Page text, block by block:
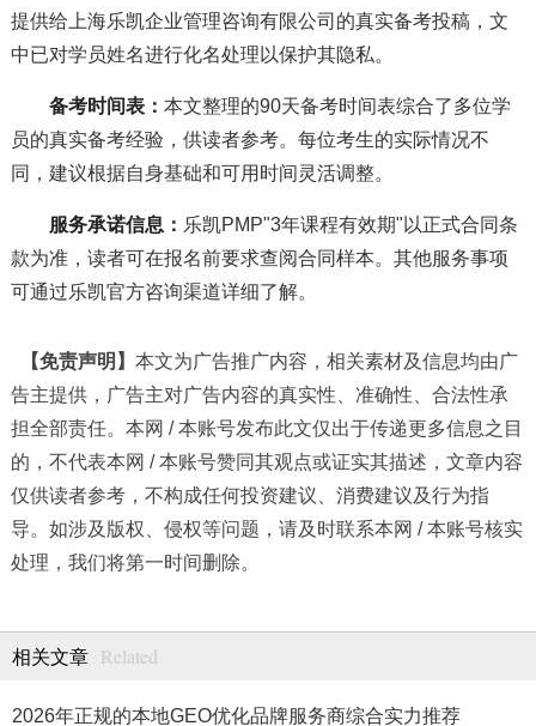
提供给上海乐凯企业管理咨询有限公司的真实备考投稿，文
中已对学员姓名进行化名处理以保护其隐私。
备考时间表： 本文整理的90天备考时间表综合了多位学
员的真实备考经验，供读者参考。每位考生的实际情况不
同，建议根据自身基础和可用时间灵活调整。
服务承诺信息： 乐凯PMP"3年课程有效期"以正式合同条
款为准，读者可在报名前要求查阅合同样本。其他服务事项
可通过乐凯官方咨询渠道详细了解。
【免责声明】 本文为广告推广内容，相关素材及信息均由广
告主提供，广告主对广告内容的真实性、准确性、合法性承
担全部责任。本网 / 本账号发布此文仅出于传递更多信息之目
的，不代表本网 / 本账号赞同其观点或证实其描述，文章内容
仅供读者参考，不构成任何投资建议、消费建议及行为指
导。如涉及版权、侵权等问题，请及时联系本网 / 本账号核实
处理，我们将第一时间删除。
相关文章 Related
2026年正规的本地GEO优化品牌服务商综合实力推荐